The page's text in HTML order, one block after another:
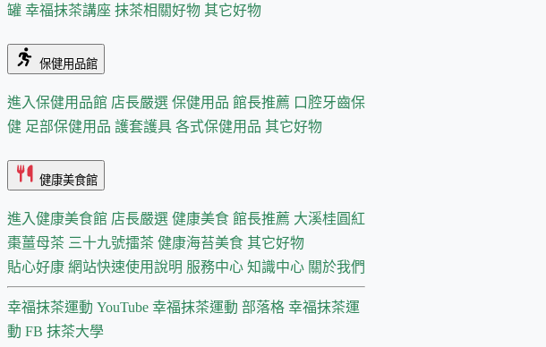
罐 幸福抹茶講座 抹茶相關好物 其它好物
保健用品館
進入保健用品館 店長嚴選 保健用品 館長推薦 口腔牙齒保
健 足部保健用品 護套護具 各式保健用品 其它好物
健康美食館
進入健康美食館 店長嚴選 健康美食 館長推薦 大溪桂圓紅
棗薑母茶 三十九號擂茶 健康海苔美食 其它好物
貼心好康 網站快速使用說明 服務中心 知識中心 關於我們
幸福抹茶運動 YouTube 幸福抹茶運動 部落格 幸福抹茶運
動 FB 抹茶大學